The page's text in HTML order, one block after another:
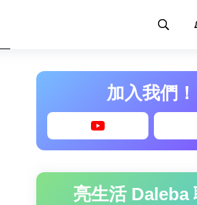
加入我們！
亮生活 Daleba